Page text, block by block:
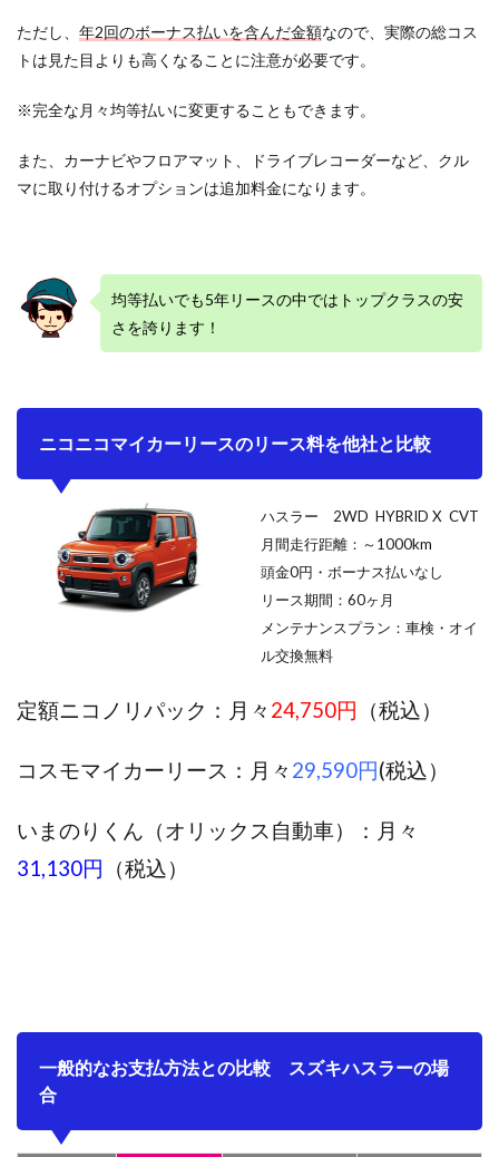
ただし、 年2回のボーナス払いを含んだ金額なので、実際の総コス
トは見た目よりも高くなることに注意が必要です。
※完全な月々均等払いに変更することもできます。
また、カーナビやフロアマット、ドライブレコーダーなど、クル
マに取り付けるオプションは追加料金になります。
均等払いでも5年リースの中ではトップクラスの安
さを誇ります！
ニコニコマイカーリースのリース料を他社と比較
ハスラー 2WD HYBRID X CVT
月間走行距離：～1000km
頭金0円・ボーナス払いなし
リース期間：60ヶ月
メンテナンスプラン：車検・オイ
ル交換無料
定額ニコノリパック：月々 24,750円 （税込）
コスモマイカーリース：月々 29,590円(税込）
いまのりくん（オリックス自動車）：月々
31,130円 （税込）
一般的なお支払方法との比較 スズキハスラーの場
合